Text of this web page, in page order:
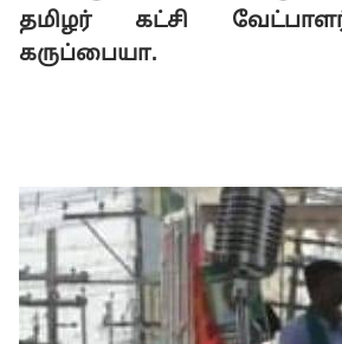
தமிழர் கட்சி
கருப்பையா.